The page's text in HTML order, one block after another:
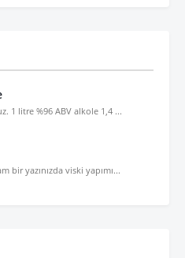
1 litre %96 ABV alkole 1,4 ...
bir yazınızda viski yapımı...